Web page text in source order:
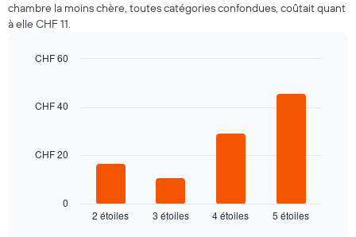
chambre la moins chère, toutes catégories confondues, coûtait quant
à elle CHF 11.
with
Le
dessous
2 étoiles 3 étoiles 4 étoiles 5 étoiles
0
CHF 20
CHF 40
CHF 60